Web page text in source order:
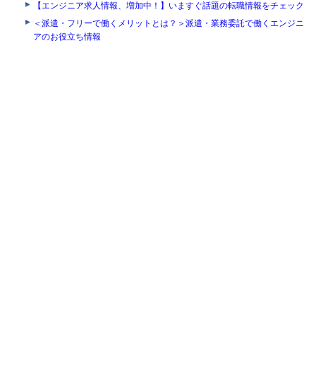
【エンジニア求人情報、増加中！】いますぐ話題の転職情報をチェック
＜派遣・フリーで働くメリットとは？＞派遣・業務委託で働くエンジニ
アのお役立ち情報